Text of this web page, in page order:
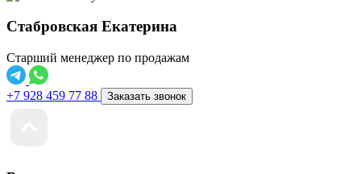
Стабровская Екатерина
Старший менеджер по продажам
+7 928 459 77 88 Заказать звонок